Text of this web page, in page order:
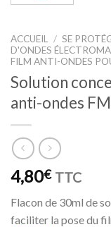
ACCUEIL / SE
D'ONDES
FILM ANTI-ONDES
Solution
anti-ondes
4,80€ TTC
Flacon de 30ml de
faciliter la pose du